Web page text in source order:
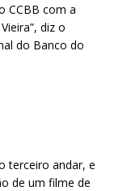
CCBB com a
diz o
do Banco do
terceiro andar, e
de um filme de